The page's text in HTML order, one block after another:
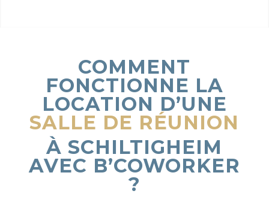
COMMENT
FONCTIONNE LA
LOCATION D’UNE
SALLE DE RÉUNION
À SCHILTIGHEIM
AVEC B’COWORKER
?